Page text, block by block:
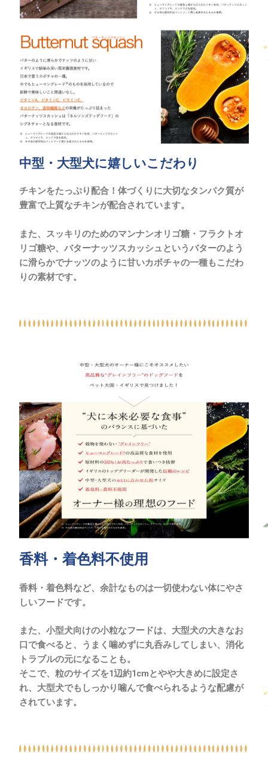
中型・大型犬に嬉しいこだわり
チキンをたっぷり配合！体づくりに大切なタンパク質が
豊富で上質なチキンが配合されています。
また、スッキリのためのマンナンオリゴ糖・フラクトオ
リゴ糖や、バターナッツスカッシュというバターのよう
に滑らかでナッツのように甘いカボチャの一種もこだわ
りの素材です。
香料・着色料不使用
香料・着色料など、余計なものは一切使わない体にやさ
しいフードです。
また、小型犬向けの小粒なフードは、大型犬の大きなお
口で食べると、 うまく噛めずに丸呑みしてしまい、消化
トラブルの元になることも。
そこで、粒のサイズを1辺約1cmとやや大きめに設定さ
れ、大型犬でもしっかり噛んで食べられるような配慮が
されています。